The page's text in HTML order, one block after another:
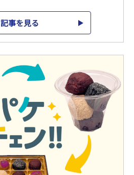
記事を見る